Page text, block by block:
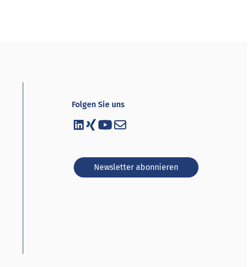
Folgen Sie uns
Newsletter abonnieren